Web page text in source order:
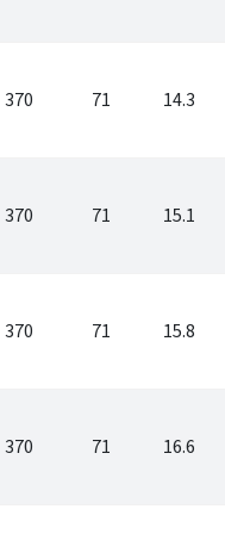
370 71 14.3
370 71 15.1
370 71 15.8
370 71 16.6